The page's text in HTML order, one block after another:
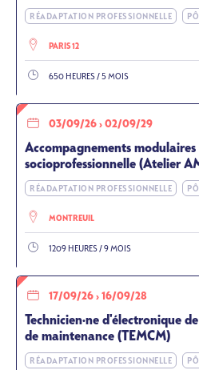
RÉADAPTATION PROFESSIONNELLE
PARIS 12
650 HEURES / 5 MOIS
03/09/26 › 02/09/29
Accompagnements
socioprofessionnelle (Atelier
RÉADAPTATION PROFESSIONNELLE
MONTREUIL
1209 HEURES / 9 MOIS
17/09/26 › 16/09/28
Technicien·ne d'électronique
de maintenance (TEMCM)
RÉADAPTATION PROFESSIONNELLE